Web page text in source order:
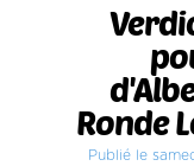
Ronde
Publié le